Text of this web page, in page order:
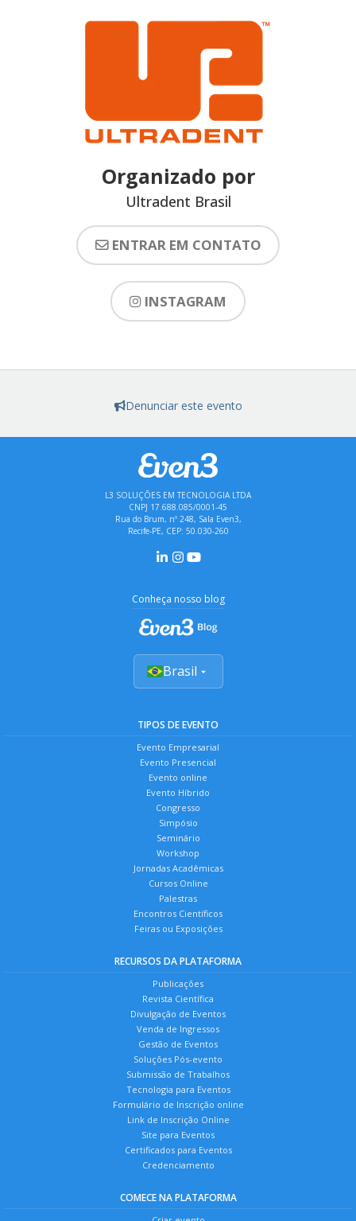
Organizado por
Ultradent Brasil
ENTRAR EM CONTATO
INSTAGRAM
Denunciar este evento
L3 SOLUÇÕES EM TECNOLOGIA LTDA
CNPJ 17.688.085/0001-45
Rua do Brum, nº 248, Sala Even3,
Recife-PE, CEP: 50.030-260
Conheça nosso blog
Brasil
TIPOS DE EVENTO
Evento Empresarial
Evento Presencial
Evento online
Evento Híbrido
Congresso
Simpósio
Seminário
Workshop
Jornadas Acadêmicas
Cursos Online
Palestras
Encontros Científicos
Feiras ou Exposições
RECURSOS DA PLATAFORMA
Publicações
Revista Científica
Divulgação de Eventos
Venda de Ingressos
Gestão de Eventos
Soluções Pós-evento
Submissão de Trabalhos
Tecnologia para Eventos
Formulário de Inscrição online
Link de Inscrição Online
Site para Eventos
Certificados para Eventos
Credenciamento
COMECE NA PLATAFORMA